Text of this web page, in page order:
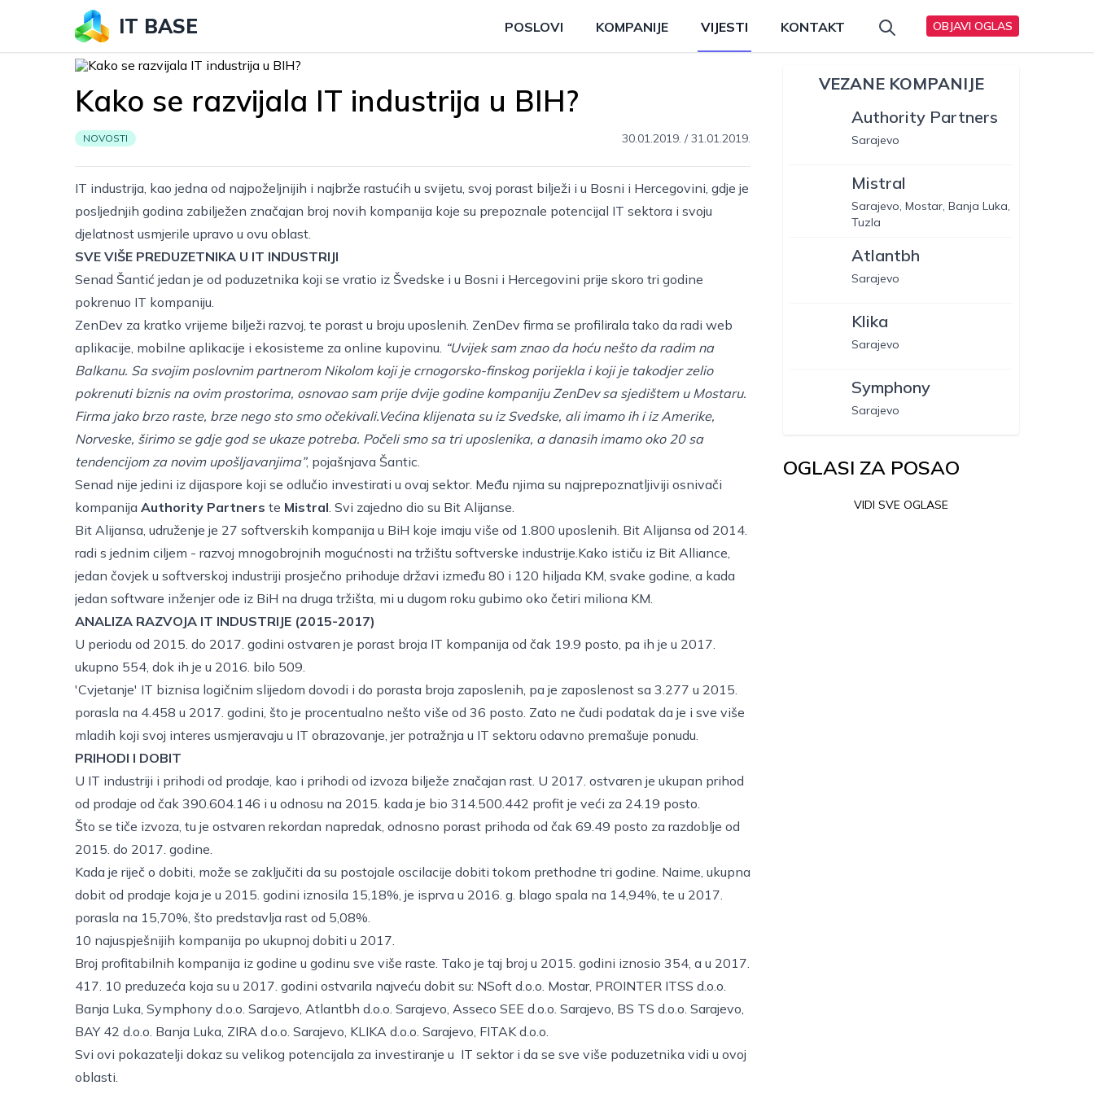
IT BASE POSLOVI KOMPANIJE VIJESTI KONTAKT OBJAVI OGLAS
Kako se razvijala IT industrija u BIH?
NOVOSTI 30.01.2019. /31.01.2019.
IT industrija, kao jedna od najpoželjnijih i najbrže rastućih u svijetu, svoj porast bilježi i u Bosni i Hercegovini, gdje je
posljednjih godina zabilježen značajan broj novih kompanija koje su prepoznale potencijal IT sektora i svoju
djelatnost usmjerile upravo u ovu oblast.
SVE VIŠE PREDUZETNIKA U IT INDUSTRIJI
Senad Šantić jedan je od poduzetnika koji se vratio iz Švedske i u Bosni i Hercegovini prije skoro tri godine
pokrenuo IT kompaniju.
ZenDev za kratko vrijeme bilježi razvoj, te porast u broju uposlenih. ZenDev firma se profilirala tako da radi web
aplikacije, mobilne aplikacije i ekosisteme za online kupovinu. “Uvijek sam znao da hoću nešto da radim na
Balkanu. Sa svojim poslovnim partnerom Nikolom koji je crnogorsko-finskog porijekla i koji je takodjer zelio
pokrenuti biznis na ovim prostorima, osnovao sam prije dvije godine kompaniju ZenDev sa sjedištem u Mostaru.
Firma jako brzo raste, brze nego sto smo očekivali.Većina klijenata su iz Svedske, ali imamo ih i iz Amerike,
Norveske, širimo se gdje god se ukaze potreba. Počeli smo sa tri uposlenika, a danasih imamo oko 20 sa
tendencijom za novim upošljavanjima”, pojašnjava Šantic.
Senad nije jedini iz dijaspore koji se odlučio investirati u ovaj sektor. Među njima su najprepoznatljiviji osnivači
kompanija Authority Partners te Mistral. Svi zajedno dio su Bit Alijanse.
Bit Alijansa, udruženje je 27 softverskih kompanija u BiH koje imaju više od 1.800 uposlenih. Bit Alijansa od 2014.
radi s jednim ciljem - razvoj mnogobrojnih mogućnosti na tržištu softverske industrije.Kako ističu iz Bit Alliance,
jedan čovjek u softverskoj industriji prosječno prihoduje državi između 80 i 120 hiljada KM, svake godine, a kada
jedan software inženjer ode iz BiH na druga tržišta, mi u dugom roku gubimo oko četiri miliona KM.
ANALIZA RAZVOJA IT INDUSTRIJE (2015-2017)
U periodu od 2015. do 2017. godini ostvaren je porast broja IT kompanija od čak 19.9 posto, pa ih je u 2017.
ukupno 554, dok ih je u 2016. bilo 509.
'Cvjetanje' IT biznisa logičnim slijedom dovodi i do porasta broja zaposlenih, pa je zaposlenost sa 3.277 u 2015.
porasla na 4.458 u 2017. godini, što je procentualno nešto više od 36 posto. Zato ne čudi podatak da je i sve više
mladih koji svoj interes usmjeravaju u IT obrazovanje, jer potražnja u IT sektoru odavno premašuje ponudu.
PRIHODI I DOBIT
U IT industriji i prihodi od prodaje, kao i prihodi od izvoza bilježe značajan rast. U 2017. ostvaren je ukupan prihod
od prodaje od čak 390.604.146 i u odnosu na 2015. kada je bio 314.500.442 profit je veći za 24.19 posto.
Što se tiče izvoza, tu je ostvaren rekordan napredak, odnosno porast prihoda od čak 69.49 posto za razdoblje od
2015. do 2017. godine.
Kada je riječ o dobiti, može se zaključiti da su postojale oscilacije dobiti tokom prethodne tri godine. Naime, ukupna
dobit od prodaje koja je u 2015. godini iznosila 15,18%, je isprva u 2016. g. blago spala na 14,94%, te u 2017.
porasla na 15,70%, što predstavlja rast od 5,08%.
10 najuspješnijih kompanija po ukupnoj dobiti u 2017.
Broj profitabilnih kompanija iz godine u godinu sve više raste. Tako je taj broj u 2015. godini iznosio 354, a u 2017.
417. 10 preduzeća koja su u 2017. godini ostvarila najveću dobit su: NSoft d.o.o. Mostar, PROINTER ITSS d.o.o.
Banja Luka, Symphony d.o.o. Sarajevo, Atlantbh d.o.o. Sarajevo, Asseco SEE d.o.o. Sarajevo, BS TS d.o.o. Sarajevo,
BAY 42 d.o.o. Banja Luka, ZIRA d.o.o. Sarajevo, KLIKA d.o.o. Sarajevo, FITAK d.o.o.
Svi ovi pokazatelji dokaz su velikog potencijala za investiranje u IT sektor i da se sve više poduzetnika vidi u ovoj
oblasti.
VEZANE KOMPANIJE
Authority Partners
Sarajevo
Mistral
Sarajevo, Mostar, Banja Luka,
Tuzla
Atlantbh
Sarajevo
Klika
Sarajevo
Symphony
Sarajevo
OGLASI ZA POSAO
VIDI SVE OGLASE